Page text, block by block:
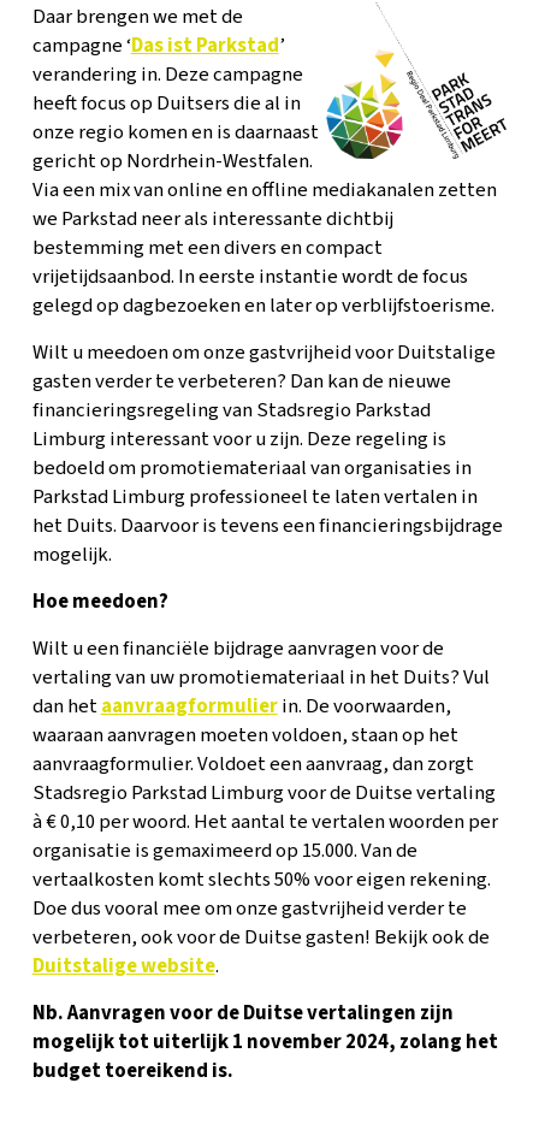
Daar brengen we met de
campagne ‘Das ist Parkstad’
verandering in. Deze campagne
heeft focus op Duitsers die al in
onze regio komen en is daarnaast
gericht op Nordrhein-Westfalen.
Via een mix van online en offline mediakanalen zetten
we Parkstad neer als interessante dichtbij
bestemming met een divers en compact
vrijetijdsaanbod. In eerste instantie wordt de focus
gelegd op dagbezoeken en later op verblijfstoerisme.
Wilt u meedoen om onze gastvrijheid voor Duitstalige
gasten verder te verbeteren? Dan kan de nieuwe
financieringsregeling van Stadsregio Parkstad
Limburg interessant voor u zijn. Deze regeling is
bedoeld om promotiemateriaal van organisaties in
Parkstad Limburg professioneel te laten vertalen in
het Duits. Daarvoor is tevens een financieringsbijdrage
mogelijk.
Hoe meedoen?
Wilt u een financiële bijdrage aanvragen voor de
vertaling van uw promotiemateriaal in het Duits? Vul
dan hetaanvraagformulierin. De voorwaarden,
waaraan aanvragen moeten voldoen, staan op het
aanvraagformulier. Voldoet een aanvraag, dan zorgt
Stadsregio Parkstad Limburg voor de Duitse vertaling
à € 0,10 per woord. Het aantal te vertalen woorden per
organisatie is gemaximeerd op 15.000. Van de
vertaalkosten komt slechts 50% voor eigen rekening.
Doe dus vooral mee om onze gastvrijheid verder te
verbeteren, ook voor de Duitse gasten! Bekijk ook de
Duitstalige website.
Nb. Aanvragen voor de Duitse vertalingen zijn
mogelijk tot uiterlijk 1 november 2024, zolang het
budget toereikend is.